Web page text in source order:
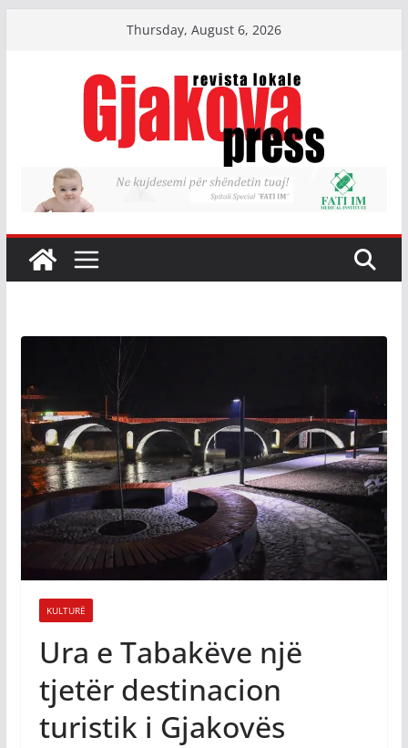
Thursday, August 6, 2026
KULTURË
Ura e Tabakëve një
tjetër destinacion
turistik i Gjakovës